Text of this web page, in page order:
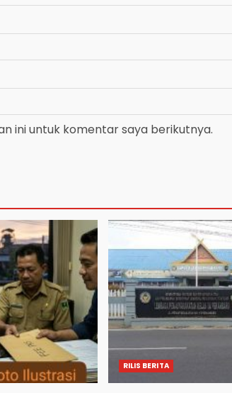
ini untuk komentar saya berikutnya.
RILIS BERITA